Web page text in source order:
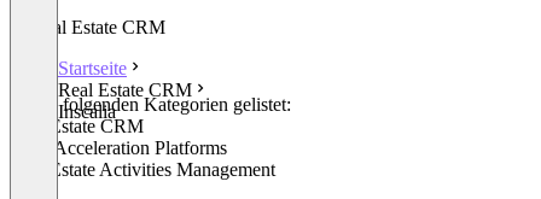
Real Estate CRM
Startseite
Real Estate CRM
Inscalia
In den folgenden Kategorien gelistet:
Real Estate CRM
Sales Acceleration Platforms
Real Estate Activities Management